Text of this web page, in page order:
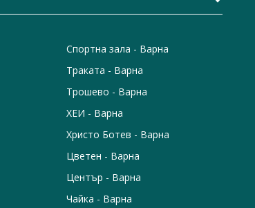
Спортна зала - Варна
Траката - Варна
Трошево - Варна
ХЕИ - Варна
Христо Ботев - Варна
Цветен - Варна
Център - Варна
Чайка - Варна